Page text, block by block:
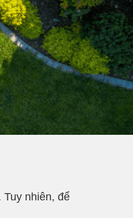
nhiên, để